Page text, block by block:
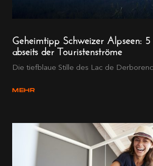
Geheimtipp Schweizer Alpseen:
abseits der Touristenströme
Die tiefblaue Stille des Lac de
MEHR